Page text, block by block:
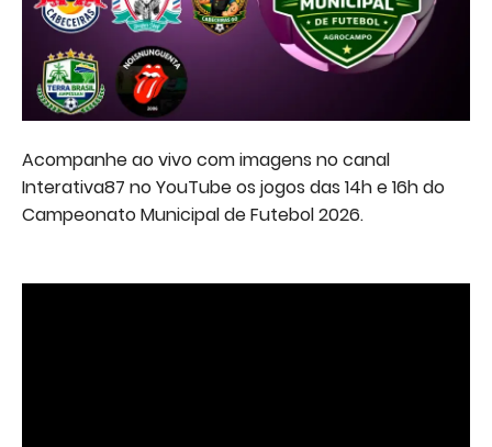
Acompanhe ao vivo com imagens no canal
Interativa87 no YouTube os jogos das 14h e 16h do
Campeonato Municipal de Futebol 2026.